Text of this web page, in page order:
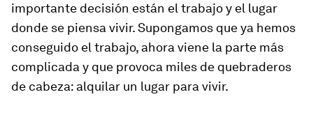
importante decisión están el trabajo y el lugar
donde se piensa vivir. Supongamos que ya hemos
conseguido el trabajo, ahora viene la parte más
complicada y que provoca miles de quebraderos
de cabeza: alquilar un lugar para vivir.